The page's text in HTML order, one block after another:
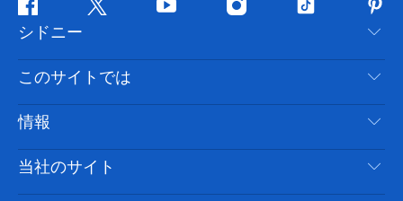
フ
ェ
イ
ス
ブ
ッ
ク
ツ
ッ
タ
ー
ユ
チ
ー
イ
ス
グ
ム
テ
ッ
ト
ク
ピ
ン
タ
レ
ス
ト
シドニー
お問い合わせ
免責事項
クッキーに関する通知
このサイトでは
目的地
やるべきこと
情報
旅行情報
アクセシブルシドニー
当社のサイト